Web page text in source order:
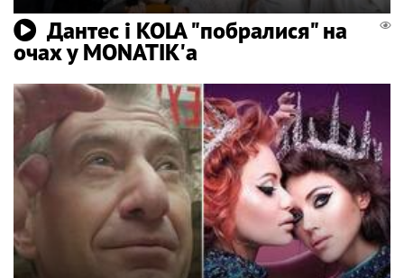
Дантес і KOLA "побралися" на
очах у MONATIK'а